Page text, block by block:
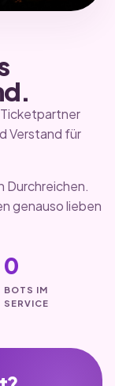
Ticketpartner
Verstand für
Durchreichen.
genauso lieben
0
BOTS IM
SERVICE